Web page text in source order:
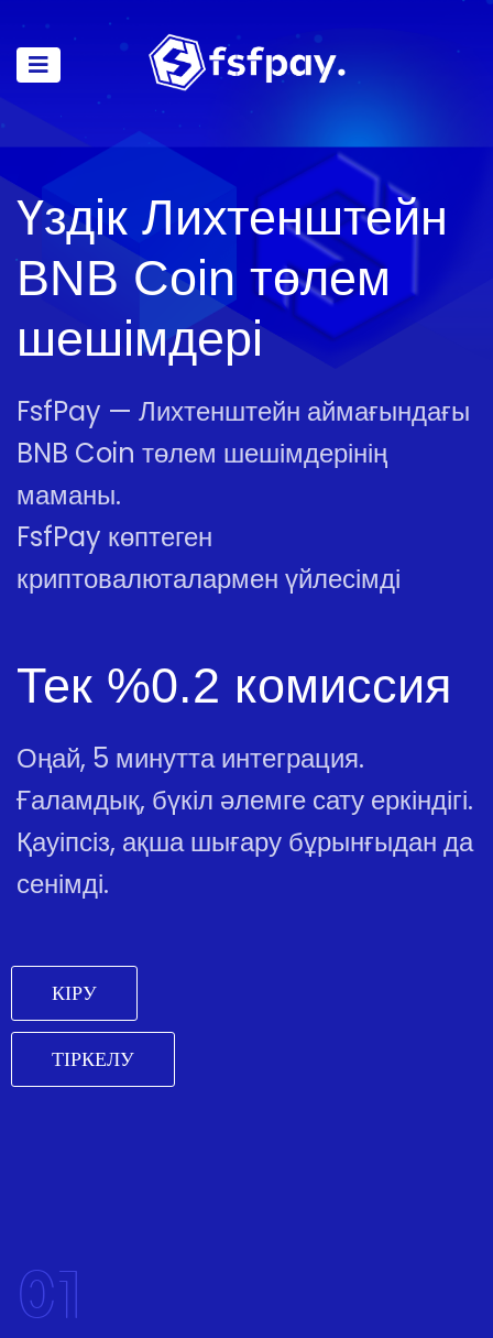
Үздік Лихтенштейн
BNB Coin төлем
шешімдері
FsfPay — Лихтенштейн аймағындағы
BNB Coin төлем шешімдерінің
маманы.
FsfPay көптеген
криптовалюталармен үйлесімді
Тек %0.2 комиссия
Оңай, 5 минутта интеграция.
Ғаламдық, бүкіл әлемге сату еркіндігі.
Қауіпсіз, ақша шығару бұрынғыдан да
сенімді.
КІРУ
ТІРКЕЛУ
01